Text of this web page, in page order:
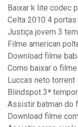
Baixar k lite codec
Celta 2010 4
Justiça jovem 3
Filme american
Download filme
Como baixar o
Luccas neto torrent
Blindspot 3ª
Assistir batman do
Download filme